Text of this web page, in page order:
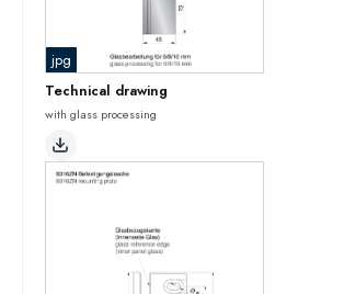
jpg
Technical drawing
with glass processing